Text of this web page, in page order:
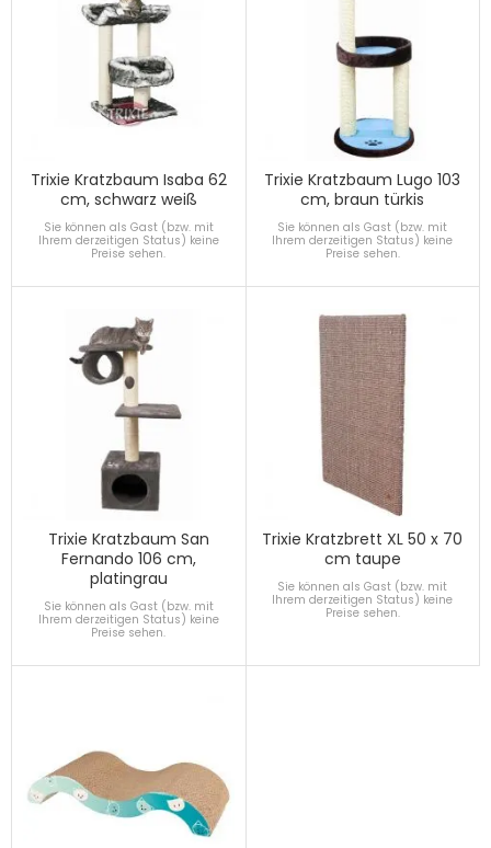
Trixie Kratzbaum Isaba 62
cm, schwarz weiß
Sie können als Gast (bzw. mit
Ihrem derzeitigen Status) keine
Preise sehen.
Trixie Kratzbaum Lugo 103
cm, braun türkis
Sie können als Gast (bzw. mit
Ihrem derzeitigen Status) keine
Preise sehen.
Trixie Kratzbaum San
Fernando 106 cm,
platingrau
Sie können als Gast (bzw. mit
Ihrem derzeitigen Status) keine
Preise sehen.
Trixie Kratzbrett XL 50 x 70
cm taupe
Sie können als Gast (bzw. mit
Ihrem derzeitigen Status) keine
Preise sehen.